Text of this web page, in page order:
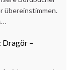
übereinstimmen.
Dragör –